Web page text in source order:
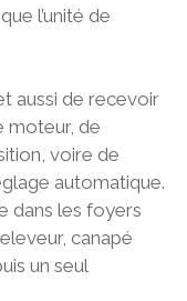
l’unité de
aussi de recevoir
moteur, de
voire de
automatique.
dans les foyers
canapé
un seul